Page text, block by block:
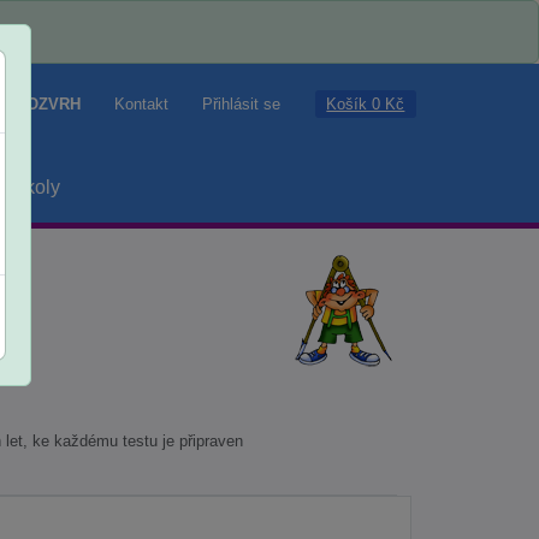
ROZVRH Kontakt Přihlásit se Košík 0 Kč
školy
ke každému testu je připraven